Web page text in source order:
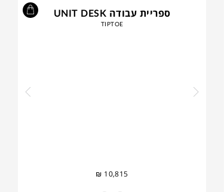
ספריית עבודה UNIT DESK
TIPTOE
₪ 10,815